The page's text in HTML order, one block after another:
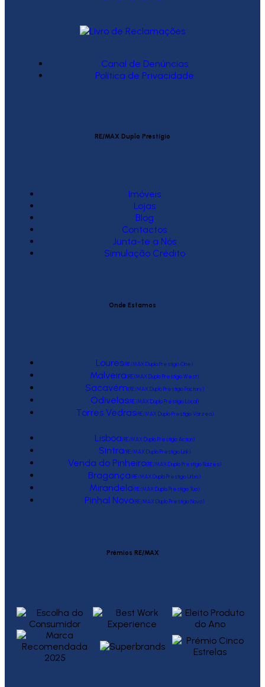
Canal de Denúncias
Política de Privacidade
RE/MAX Duplo Prestígio
Imóveis
Lojas
Blog
Contactos
Junta-te a Nós
Simulação Crédito
Onde Estamos
Loures(RE/MAX Duplo Prestígio One)
Malveira(RE/MAX Duplo Prestígio West)
Sacavém(RE/MAX Duplo Prestígio Factory)
Odivelas(RE/MAX Duplo Prestígio Local)
Torres Vedras(RE/MAX Duplo Prestígio Várzea)
Lisboa(RE/MAX Duplo Prestígio Action)
Sintra(RE/MAX Duplo Prestígio Link)
Venda do Pinheiro(RE/MAX Duplo Prestígio Raízes)
Bragança(RE/MAX Duplo Prestígio Urbis)
Mirandela(RE/MAX Duplo Prestígio Tua)
Pinhal Novo(RE/MAX Duplo Prestígio Novo)
Prémios RE/MAX